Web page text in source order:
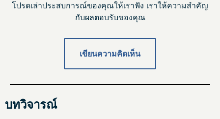
โปรดเล่าประสบการณ์ของคุณให้เราฟัง เราให้ความสำคัญ
กับผลตอบรับของคุณ
เขียนความคิดเห็น